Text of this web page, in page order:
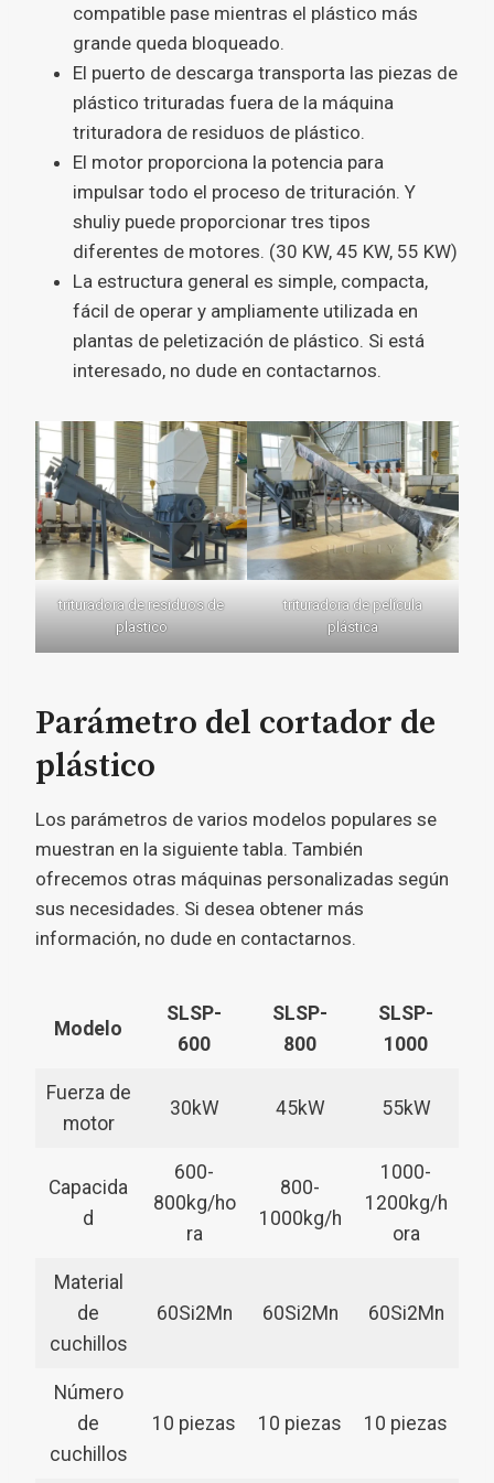
compatible pase mientras el plástico más
grande queda bloqueado.
El puerto de descarga transporta las piezas de
plástico trituradas fuera de la máquina
trituradora de residuos de plástico.
El motor proporciona la potencia para
impulsar todo el proceso de trituración. Y
shuliy puede proporcionar tres tipos
diferentes de motores. (30 KW, 45 KW, 55 KW)
La estructura general es simple, compacta,
fácil de operar y ampliamente utilizada en
plantas de peletización de plástico. Si está
interesado, no dude en contactarnos.
trituradora de residuos de
plastico
trituradora de película
plástica
Parámetro del cortador de
plástico
Los parámetros de varios modelos populares se
muestran en la siguiente tabla. También
ofrecemos otras máquinas personalizadas según
sus necesidades. Si desea obtener más
información, no dude en contactarnos.
Modelo
SLSP-
600
SLSP-
800
SLSP-
1000
Fuerza de
motor
30kW 45kW 55kW
Capacida
d
600-
800kg/ho
ra
800-
1000kg/h
1000-
1200kg/h
ora
Material
de
cuchillos
60Si2Mn 60Si2Mn 60Si2Mn
Número
de
cuchillos
10 piezas 10 piezas 10 piezas